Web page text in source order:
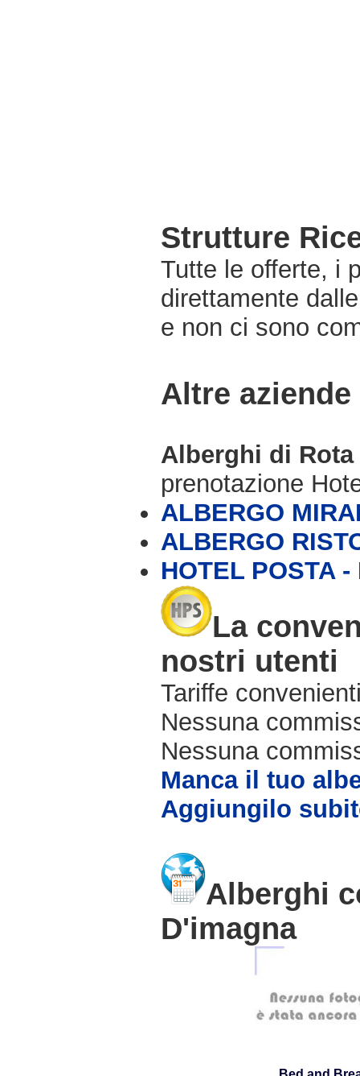
Strutture
Tutte le offerte, i
direttamente
e non ci sono
Altre
Alberghi di
prenotazione
ALBERGO
ALBERGO
HOTEL POSTA
La
nostri utenti
Tariffe
Nessuna
Nessuna
Manca il tuo
Aggiungilo
Alberghi
D'imagna